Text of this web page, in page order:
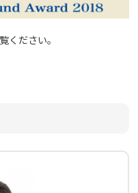
ください。